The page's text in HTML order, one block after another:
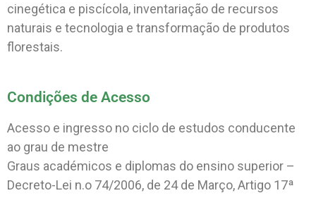
cinegética e piscícola, inventariação de recursos
naturais e tecnologia e transformação de produtos
florestais.
Condições de Acesso
Acesso e ingresso no ciclo de estudos conducente
ao grau de mestre
Graus académicos e diplomas do ensino superior –
Decreto-Lei n.o 74/2006, de 24 de Março, Artigo 17ª